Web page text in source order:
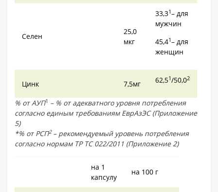
Селен
25,0
мкг
33,31– для
мужчин
45,41– для
женщин
Цинк 7,5мг 62,51/50,02
% от АУП1 – % от адекватного уровня потребления
согласно единым требованиям ЕврАзЭС (Приложение
5)
*% от РСП2 – рекомендуемый уровень потребления
согласно нормам ТР ТС 022/2011 (Приложение 2)
на 1
капсулу
на 100 г